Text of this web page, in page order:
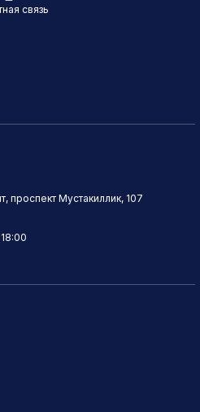
связь
проспект Мустакиллик, 107